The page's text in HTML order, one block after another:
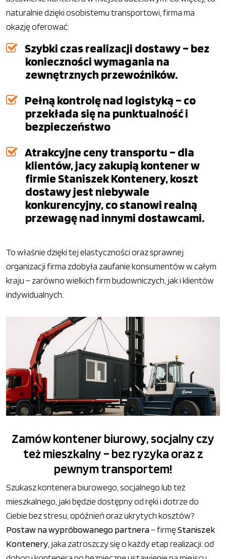
naturalnie dzięki osobistemu transportowi, firma ma
okazję oferować:
Szybki czas realizacji dostawy – bez
konieczności wymagania na
zewnętrznych przewoźników.
Pełną kontrolę nad logistyką – co
przekłada się na punktualność i
bezpieczeństwo
Atrakcyjne ceny transportu – dla
klientów, jacy zakupią kontener w
firmie Staniszek Kontenery, koszt
dostawy jest niebywale
konkurencyjny, co stanowi realną
przewagę nad innymi dostawcami.
To właśnie dzięki tej elastyczności oraz sprawnej
organizacji firma zdobyła zaufanie konsumentów w całym
kraju – zarówno wielkich firm budowniczych, jak i klientów
indywidualnych.
Zamów kontener biurowy, socjalny czy
też mieszkalny – bez ryzyka oraz z
pewnym transportem!
Szukasz kontenera biurowego, socjalnego lub też
mieszkalnego, jaki będzie dostępny od ręki i dotrze do
Ciebie bez stresu, opóźnień oraz ukrytych kosztów?
Postaw na wypróbowanego partnera– firmęStaniszek
Kontenery , jaka zatroszczy się o każdy etap realizacji: od